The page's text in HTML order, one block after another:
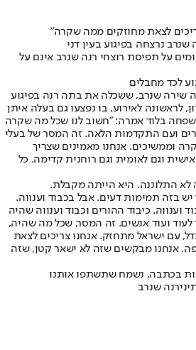
לצאת מחוזקים ממה שקרה"
נרצחה בפיגוע בעין דני
על תפיסת רוצחי רנה שנרב אינם על
לכד מחבלים
שירה שנרב, ששכלה את בתה רנה בפיגוע
לראשונה לאירוע, בו נפצעו גם בעלה איתן
בלוד אמרה: "חשוב לנו שכל מה שקרה
ועם התקדמות הלאה. זה המסר של בעלי
וממשיכים. אנחנו מאמינים שצריך
וגם לאומית וגם רוחנית קדימה. כל
התלוננה. היא הייתה מקבלת.
יש בזה תמימות דעים. אבל בכבוד וענווה.
וענווה. כיבוד ההורים וכבוד וענווה שהיה
לעוד ועוד אנשים. זה המסר, שכל מה שהיה,
עם ישראל מתחזק. אנחנו צריכים לצאת
אנחנו מבקשים שזה לא ישאר קטן, שזה
בכתבה, נשמח שתשתפו אותנו
רנה שנרב